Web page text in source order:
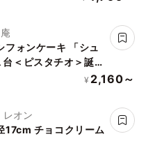
フォンケーキ 「シュ
＜ピスタチオ＞誕生
ーキ
¥ 2,160～
レオン
17cm チョコクリーム